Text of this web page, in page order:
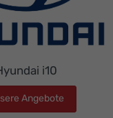
i10
Angebote